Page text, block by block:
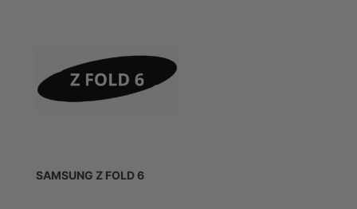
SAMSUNG Z FOLD 6